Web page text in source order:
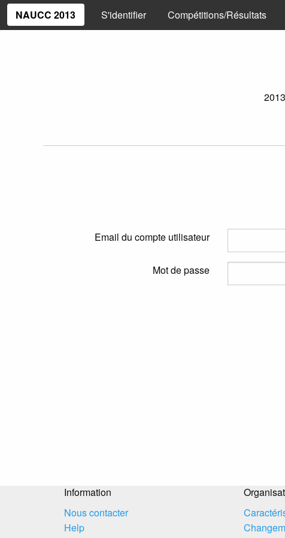
NAUCC 2013 S'identifier Compétitions/Résultats
Email du compte utilisateur
Mot de passe
Information
Nous contacter
Help